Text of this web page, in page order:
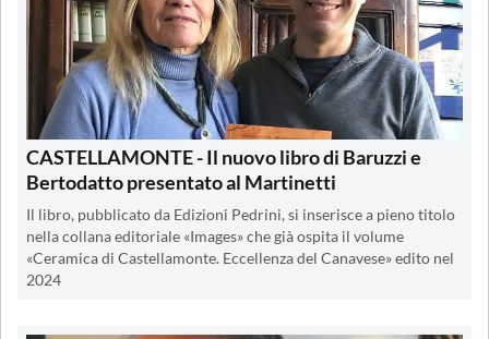
CASTELLAMONTE - Il nuovo libro di Baruzzi e
Bertodatto presentato al Martinetti
Il libro, pubblicato da Edizioni Pedrini, si inserisce a pieno titolo
nella collana editoriale «Images» che già ospita il volume
«Ceramica di Castellamonte. Eccellenza del Canavese» edito nel
2024